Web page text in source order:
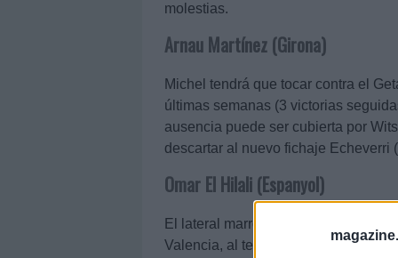
molestias.
Arnau Martínez (Girona)
Michel tendrá que tocar contra el
últimas semanas (3 victorias
ausencia puede ser cubierta por
descartar al nuevo fichaje Echeverri
Omar El Hilali (Espanyol)
El lateral marroquí no estará
Valencia, al tener que cumplir un